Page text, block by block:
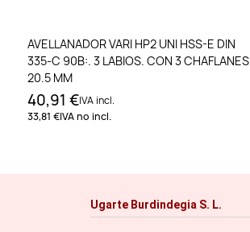
Añadir al carrito
AVELLANADOR VARI HP2 UNI HSS-E DIN
335-C 90B:. 3 LABIOS. CON 3 CHAFLANES
20.5 MM
40,91 €IVA incl.
33,81 €IVA no incl.
Ugarte Burdindegia S. L.